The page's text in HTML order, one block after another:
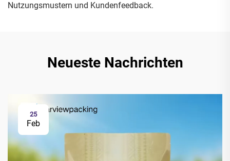
Nutzungsmustern und Kundenfeedback.
Neueste Nachrichten
25
Feb